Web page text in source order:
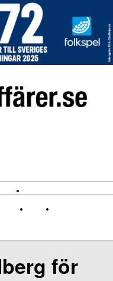
Arena
för